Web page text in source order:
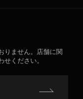
りません。店舗に関
ください。